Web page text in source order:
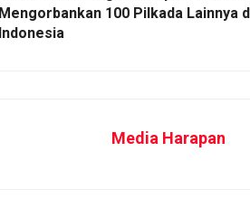
Mengorbankan 100 Pilkada Lainnya
Indonesia
Media Harapan